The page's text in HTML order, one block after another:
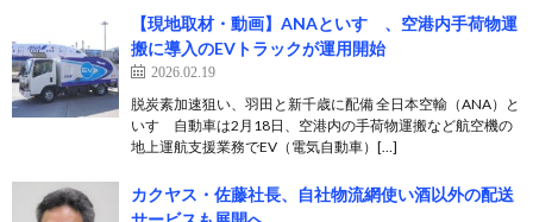
【現地取材・動画】ANAといすゞ、空港内手荷物運
搬に導入のEVトラックが運用開始
2026.02.19
脱炭素加速狙い、羽田と新千歳に配備 全日本空輸（ANA）と
いすゞ自動車は2月18日、空港内の手荷物運搬など航空機の
地上運航支援業務でEV（電気自動車）[…]
カクヤス・佐藤社長、自社物流網使い酒以外の配送